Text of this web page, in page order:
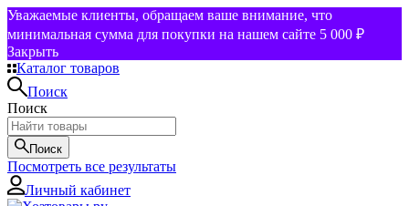
Уважаемые клиенты, обращаем ваше внимание, что
минимальная сумма для покупки на нашем сайте 5 000 ₽
Закрыть
Каталог товаров
Поиск
Поиск
Поиск
Посмотреть все результаты
Личный кабинет